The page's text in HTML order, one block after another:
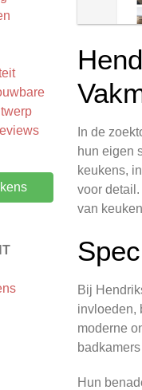
In de
hun eigen
keukens,
voor
van
Bij
invloeden,
moderne
Hun